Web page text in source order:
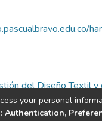
del Diseño Textil
your personal
Authentication,